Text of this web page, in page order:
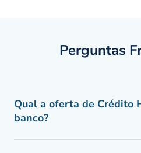
Perguntas
Qual a oferta de Crédito
banco?